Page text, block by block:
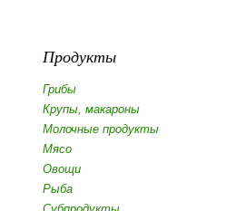
Продукты
Грибы
Крупы, макароны
Молочные продукты
Мясо
Овощи
Рыба